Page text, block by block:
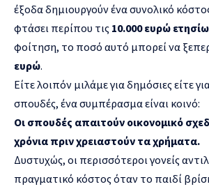
έξοδα δημιουργούν ένα συνολικό
φτάσει περίπου τις 10.000 ευρώ
φοίτηση, το ποσό αυτό μπορεί να
ευρώ.
Είτε λοιπόν μιλάμε για δημόσιες είτε
σπουδές, ένα συμπέρασμα είναι κοινό:
Οι σπουδές απαιτούν οικονομικό
χρόνια πριν χρειαστούν τα χρήματα.
Δυστυχώς, οι περισσότεροι γονείς
πραγματικό κόστος όταν το παιδί